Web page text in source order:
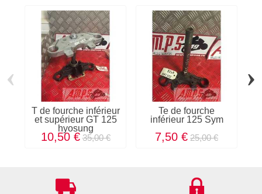
T de fourche inférieur
et supérieur GT 125
hyosung
10,50 € 35,00 €
Te de fourche
inférieur 125 Sym
7,50 € 25,00 €
‹ ›